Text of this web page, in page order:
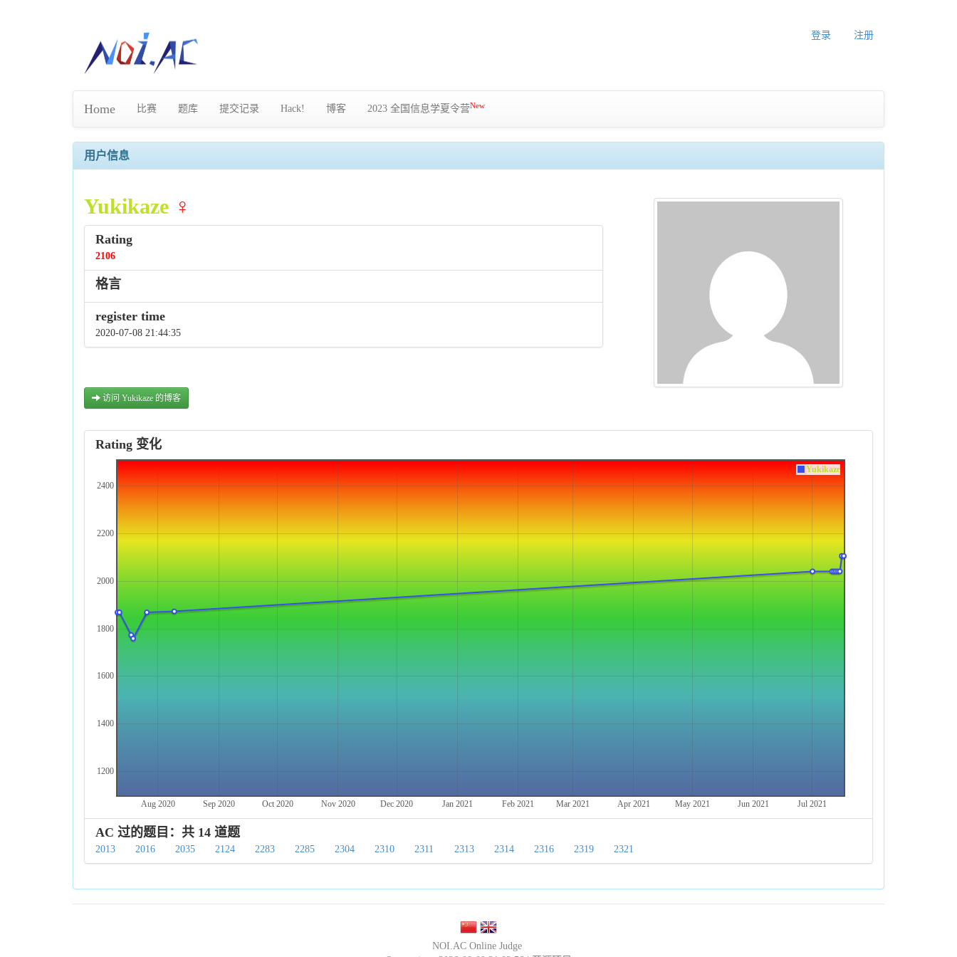
登录 注册
Home 比赛 题库 提交记录 Hack! 博客 2023 全国信息学夏令营New
用户信息
Yukikaze ♀
Rating
2106
格言
register time
2020-07-08 21:44:35
访问 Yukikaze 的博客
Rating 变化
Aug 2020 Sep 2020 Oct 2020 Nov 2020 Dec 2020 Jan 2021 Feb 2021 Mar 2021 Apr 2021 May 2021 Jun 2021 Jul 2021
1200
1400
1600
1800
2000
2200
2400
Yukikaze
AC 过的题目：共 14 道题
2013 2016 2035 2124 2283 2285 2304 2310 2311 2313 2314 2316 2319 2321
NOI.AC Online Judge